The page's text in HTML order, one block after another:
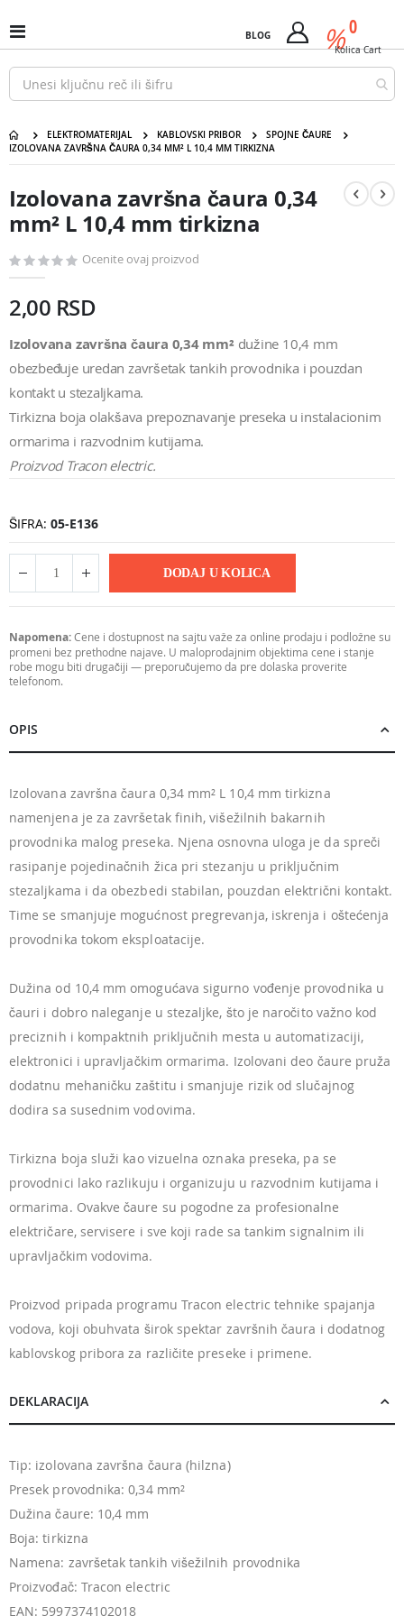
na
sadržaj
Uključi
/
isključi
Nav
BLOG %
Cart 0
Kolica Cart
ELEKTROMATERIJAL KABLOVSKI PRIBOR
SPOJNE ČAURE
IZOLOVANA ZAVRŠNA ČAURA 0,34 MM² L 10,4 MM TIRKIZNA
kraj
galerije
slika
Izolovana završna čaura 0,34 mm² L 10,4 mm tirkizna
početak
galerije
slika
Izolovana završna čaura 0,34
mm² L 10,4 mm tirkizna
Ocenite ovaj proizvod
2,00 RSD
Izolovana završna čaura 0,34 mm² dužine 10,4 mm
obezbeđuje uredan završetak tankih provodnika i pouzdan
kontakt u stezaljkama.
Tirkizna boja olakšava prepoznavanje preseka u instalacionim
ormarima i razvodnim kutijama.
Proizvod Tracon electric.
ŠIFRA 05-E136
DODAJ U KOLICA
Napomena:Cene i dostupnost na sajtu važe za online prodaju i podložne su
promeni bez prethodne najave. U maloprodajnim objektima cene i stanje
robe mogu biti drugačiji — preporučujemo da pre dolaska proverite
telefonom.
OPIS
Izolovana završna čaura 0,34 mm² L 10,4 mm tirkizna
namenjena je za završetak finih, višežilnih bakarnih
provodnika malog preseka. Njena osnovna uloga je da spreči
rasipanje pojedinačnih žica pri stezanju u priključnim
stezaljkama i da obezbedi stabilan, pouzdan električni kontakt.
Time se smanjuje mogućnost pregrevanja, iskrenja i oštećenja
provodnika tokom eksploatacije.
Dužina od 10,4 mm omogućava sigurno vođenje provodnika u
čauri i dobro naleganje u stezaljke, što je naročito važno kod
preciznih i kompaktnih priključnih mesta u automatizaciji,
elektronici i upravljačkim ormarima. Izolovani deo čaure pruža
dodatnu mehaničku zaštitu i smanjuje rizik od slučajnog
dodira sa susednim vodovima.
Tirkizna boja služi kao vizuelna oznaka preseka, pa se
provodnici lako razlikuju i organizuju u razvodnim kutijama i
ormarima. Ovakve čaure su pogodne za profesionalne
električare, servisere i sve koji rade sa tankim signalnim ili
upravljačkim vodovima.
Proizvod pripada programu Tracon electric tehnike spajanja
vodova, koji obuhvata širok spektar završnih čaura i dodatnog
kablovskog pribora za različite preseke i primene.
DEKLARACIJA
Tip: izolovana završna čaura (hilzna)
Presek provodnika: 0,34 mm²
Dužina čaure: 10,4 mm
Boja: tirkizna
Namena: završetak tankih višežilnih provodnika
Proizvođač: Tracon electric
EAN: 5997374102018